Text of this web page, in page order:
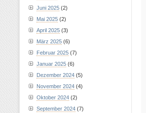
Juni 2025 (2)
Mai 2025 (2)
April 2025 (3)
März 2025 (6)
Februar 2025 (7)
Januar 2025 (6)
Dezember 2024 (5)
November 2024 (4)
Oktober 2024 (2)
September 2024 (7)